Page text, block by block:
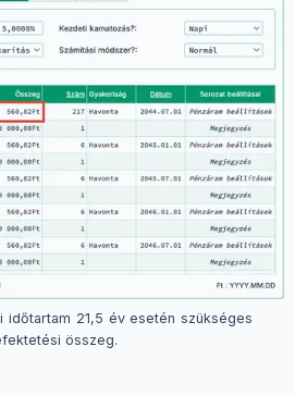
időtartam 21,5 év esetén szükséges
összeg.